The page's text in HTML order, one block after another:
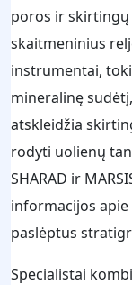
poros ir skirtingų
skaitmeninius
instrumentai,
mineralinę
atskleidžia
rodyti uolienų
SHARAD ir
informacijos
paslėptus
Specialistai